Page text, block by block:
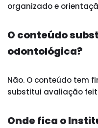
organizado e
O conteúdo
odontológica?
Não. O conteúdo tem
substitui avaliação
Onde fica o